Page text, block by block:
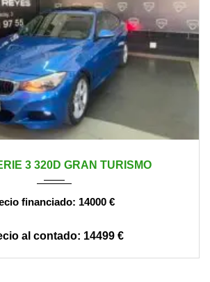
3 320D GRAN TURISMO
14000 €
14499 €